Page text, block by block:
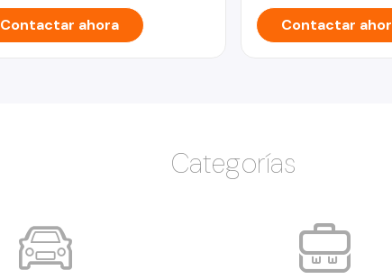
Contactar ahora Contactar
Categorías